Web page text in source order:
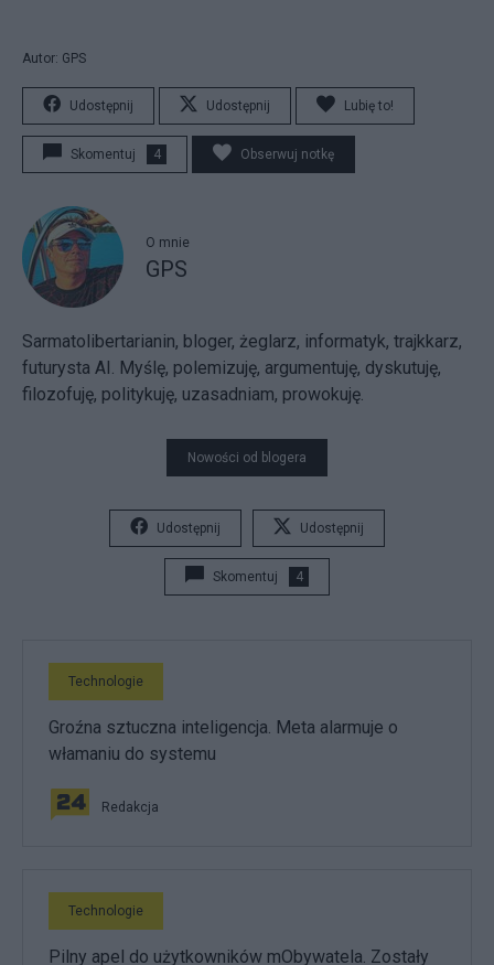
Autor: GPS
Udostępnij Udostępnij Lubię to!
Skomentuj 4 Obserwuj notkę
O mnie
GPS
Sarmatolibertarianin, bloger, żeglarz, informatyk, trajkkarz,
futurysta AI. Myślę, polemizuję, argumentuję, dyskutuję,
filozofuję, politykuję, uzasadniam, prowokuję.
Nowości od blogera
Udostępnij Udostępnij
Skomentuj 4
Technologie
Groźna sztuczna inteligencja. Meta alarmuje o
włamaniu do systemu
Redakcja
Technologie
Pilny apel do użytkowników mObywatela. Zostały